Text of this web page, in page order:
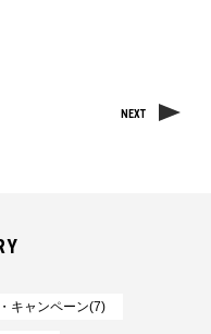
NEXT
キャンペーン(7)